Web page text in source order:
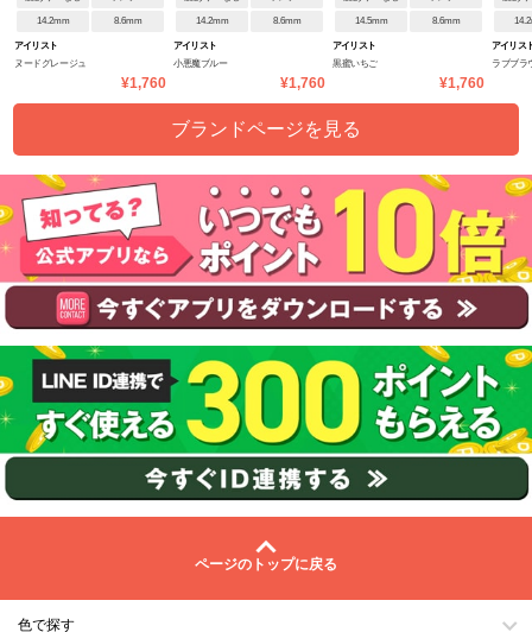
14.2mm 8.6mm
アイリスト
ヌードグレージュ
¥1,760
14.2mm 8.6mm
アイリスト
小悪魔ブルー
¥1,760
14.5mm 8.6mm
アイリスト
黒蜜いちご
¥1,760
アイリス
ラブブラ
ブランドページを見る
ページのトップに戻る
色で探す